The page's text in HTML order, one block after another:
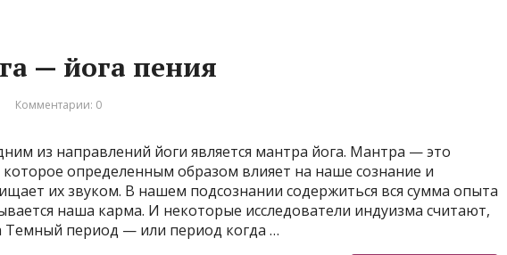
— йога пения
Комментарии: 0
из направлений йоги является мантра йога. Мантра — это
которое определенным образом влияет на наше сознание и
их звуком. В нашем подсознании содержиться вся сумма опыта
наша карма. И некоторые исследователи индуизма считают,
Темный период — или период когда …